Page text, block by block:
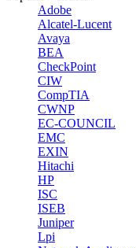
Adobe
Alcatel-Lucent
Avaya
BEA
CheckPoint
CIW
CompTIA
CWNP
EC-COUNCIL
EMC
EXIN
Hitachi
HP
ISC
ISEB
Juniper
Lpi